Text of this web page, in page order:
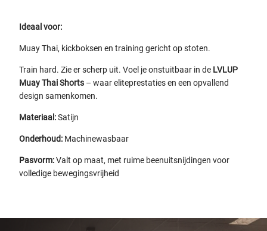
Ideaal voor:
Muay Thai, kickboksen en training gericht op stoten.
Train hard. Zie er scherp uit. Voel je onstuitbaar in de LVLUP
Muay Thai Shorts – waar eliteprestaties en een opvallend
design samenkomen.
Materiaal:Satijn
Onderhoud: Machinewasbaar
Pasvorm:Valt op maat, met ruime beenuitsnijdingen voor
volledige bewegingsvrijheid